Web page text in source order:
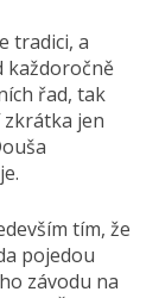
tradici, a
každoročně
řad, tak
zkrátka jen
tím, že
pojedou
závodu na